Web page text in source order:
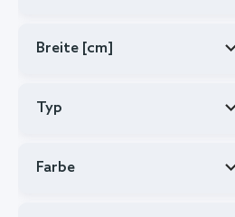
Breite [cm]
Typ
Farbe